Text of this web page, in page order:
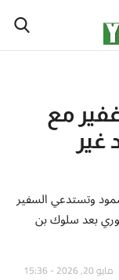
مع
وتستدعي السفير
بعد سلوك بن
مايو 20, 2026 - 15:36